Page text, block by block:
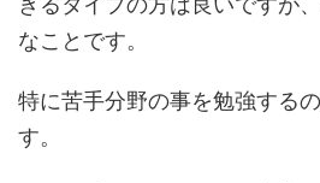
なことです。
特に苦手分野の事を勉強する
す。